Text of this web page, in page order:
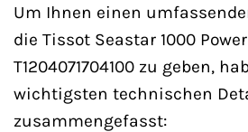
Um Ihnen einen
die Tissot Seastar 1000
T1204071704100 zu geben,
wichtigsten technischen
zusammengefasst: